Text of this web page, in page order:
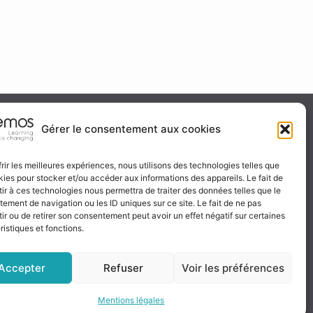
Gérer le consentement aux cookies
les meilleures expériences, nous utilisons des technologies telles que
pour stocker et/ou accéder aux informations des appareils. Le fait de
à ces technologies nous permettra de traiter des données telles que le
de navigation ou les ID uniques sur ce site. Le fait de ne pas
ou de retirer son consentement peut avoir un effet négatif sur certaines
et fonctions.
Refuser Voir les préférences
Mentions légales
& certification
certificat
nous